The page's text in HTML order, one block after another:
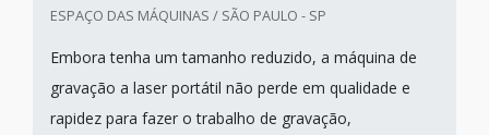
ESPAÇO DAS MÁQUINAS / SÃO PAULO - SP
Embora tenha um tamanho reduzido, a máquina de
gravação a laser portátil não perde em qualidade e
rapidez para fazer o trabalho de gravação,